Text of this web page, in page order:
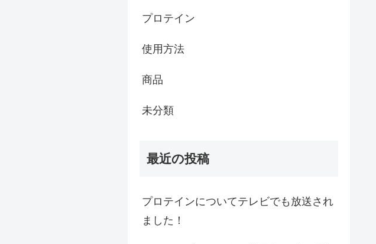
プロテイン
使用方法
商品
未分類
最近の投稿
プロテインについてテレビでも放送され
ました！